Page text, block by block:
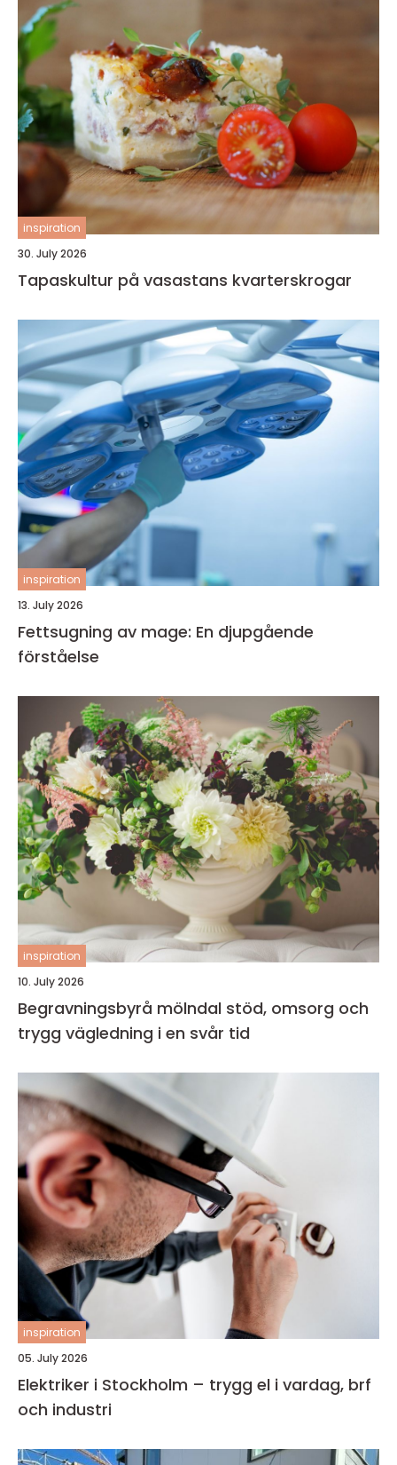
inspiration
30. July 2026
Tapaskultur på vasastans kvarterskrogar
inspiration
13. July 2026
Fettsugning av mage: En djupgående
förståelse
inspiration
10. July 2026
Begravningsbyrå mölndal stöd, omsorg och
trygg vägledning i en svår tid
inspiration
05. July 2026
Elektriker i Stockholm – trygg el i vardag, brf
och industri